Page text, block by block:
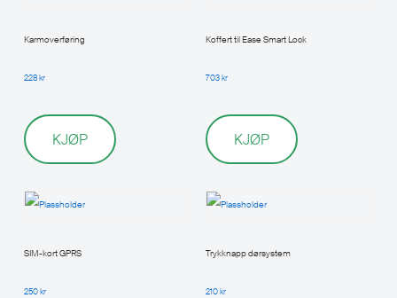
Karmoverføring
228kr
KJØP
Koffert til Ease Smart Lock
703kr
KJØP
SIM-kort GPRS
250 kr
Trykknapp dørsystem
210 kr